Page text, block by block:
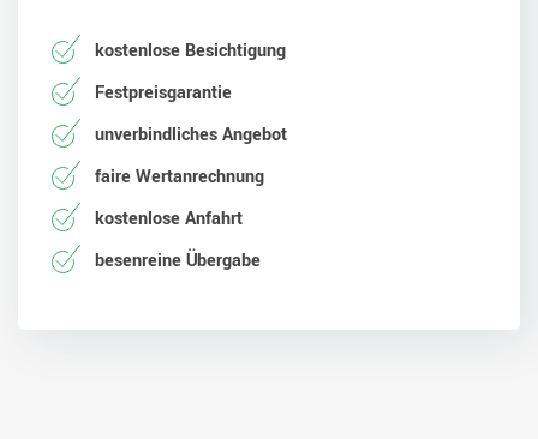
kostenlose Besichtigung
Festpreisgarantie
unverbindliches Angebot
faire Wertanrechnung
kostenlose Anfahrt
besenreine Übergabe